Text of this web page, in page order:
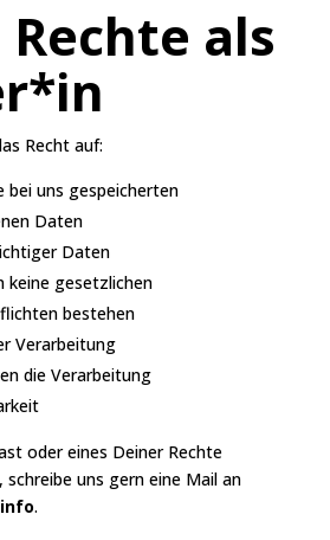
als
Recht auf:
bei uns gespeicherten
Daten
Daten
keine gesetzlichen
bestehen
Verarbeitung
die Verarbeitung
oder eines Deiner Rechte
uns gern eine Mail an
.